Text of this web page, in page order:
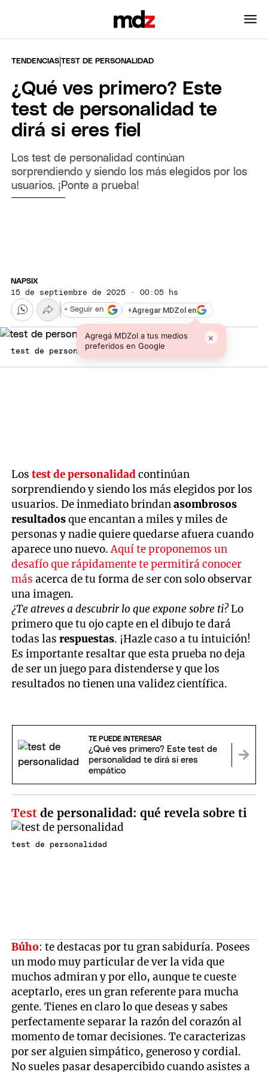
TENDENCIAS |TEST DE PERSONALIDAD
¿Qué ves primero? Este
test de personalidad te
dirá si eres fiel
Los test de personalidad continúan
sorprendiendo y siendo los más elegidos por los
usuarios. ¡Ponte a prueba!
NAPSIX
15 de septiembre de 2025 · 00:05 hs
+Agregar MDZol en
Agregá MDZol a tus medios
preferidos en Google
×
+ Seguir en
test de personalidad
Lostest de personalidadcontinúan
sorprendiendo y siendo los más elegidos por los
usuarios. De inmediato brindanasombrosos
resultadosque encantan a miles y miles de
personas y nadie quiere quedarse afuera cuando
aparece uno nuevo.Aquí te proponemos un
desafío que rápidamente te permitirá conocer
más acerca de tu forma de ser con solo observar
una imagen.
¿Te atreves a descubrir lo que expone sobre ti?Lo
primero que tu ojo capte en el dibujo te dará
todas lasrespuestas. ¡Hazle caso a tu intuición!
Es importante resaltar que esta prueba no deja
de ser un juego para distenderse y que los
resultados no tienen una validez científica.
TE PUEDE INTERESAR
¿Qué ves primero? Este test de
personalidad te dirá si eres
empático
Test de personalidad: qué revela sobre ti
test de personalidad
Búho: te destacas por tu gran sabiduría. Posees
un modo muy particular de ver la vida que
muchos admiran y por ello, aunque te cueste
aceptarlo, eres un gran referente para mucha
gente. Tienes en claro lo que deseas y sabes
perfectamente separar la razón del corazón al
momento de tomar decisiones. Te caracterizas
por ser alguien simpático, generoso y cordial.
No sueles pasar desapercibido cuando asistes a